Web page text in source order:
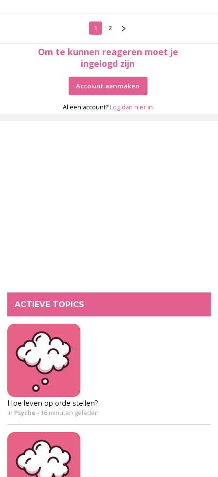
1 2
Om te kunnen reageren moet je
ingelogd zijn
Account aanmaken
Al een account? Log dan hier in
ACTIEVE TOPICS
Hoe leven op orde stellen?
in Psyche - 16 minuten geleden